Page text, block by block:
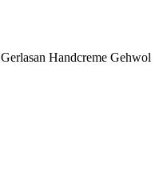
Gerlasan Handcreme Gehwol